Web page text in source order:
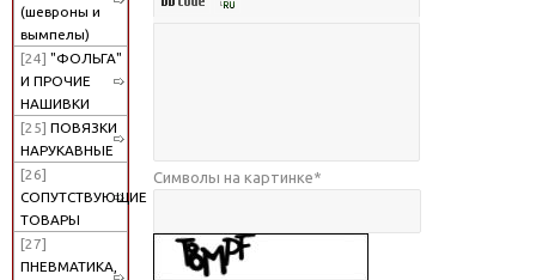
(шевроны и
вымпелы)
[24] "ФОЛЬГА"
И ПРОЧИЕ
НАШИВКИ
[25] ПОВЯЗКИ
НАРУКАВНЫЕ
[26]
СОПУТСТВУЮЩИЕ
ТОВАРЫ
[27]
ПНЕВМАТИКА,
Символы на картинке*